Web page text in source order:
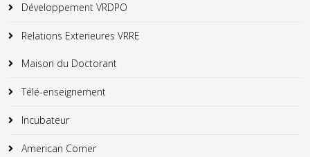
Développement VRDPO
Relations Exterieures VRRE
Maison du Doctorant
Télé-enseignement
Incubateur
American Corner